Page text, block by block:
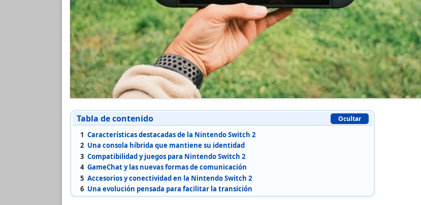
Tabla de contenido Ocultar
1 Características destacadas de la Nintendo Switch 2
2 Una consola híbrida que mantiene su identidad
3 Compatibilidad y juegos para Nintendo Switch 2
4 GameChat y las nuevas formas de comunicación
5 Accesorios y conectividad en la Nintendo Switch 2
6 Una evolución pensada para facilitar la transición